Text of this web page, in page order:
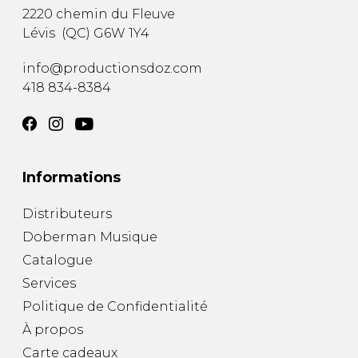
2220 chemin du Fleuve
Lévis (QC) G6W 1Y4
info@productionsdoz.com
418 834-8384
Informations
Distributeurs
Doberman Musique
Catalogue
Services
Politique de Confidentialité
À propos
Carte cadeaux